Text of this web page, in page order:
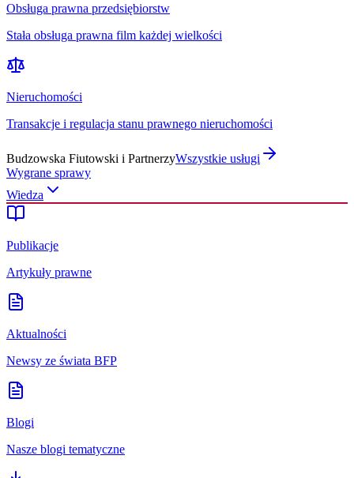
Obsługa prawna przedsiębiorstw
Stała obsługa prawna film każdej wielkości
Nieruchomości
Transakcje i regulacja stanu prawnego nieruchomości
Budzowska Fiutowski i PartnerzyWszystkie usługi
Wygrane sprawy
Wiedza
Publikacje
Artykuły prawne
Aktualności
Newsy ze świata BFP
Blogi
Nasze blogi tematyczne